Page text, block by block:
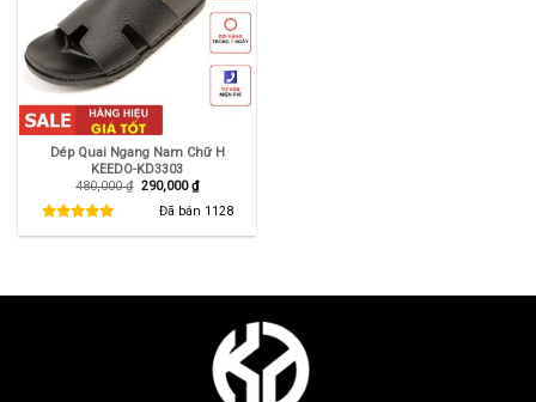
Dép Quai Ngang Nam Chữ H
KEEDO-KD3303
480,000₫ Giá
480,000 ₫.
290,000₫Giá
hiện
tại
là:
290,000 ₫.
Đã bán 1128